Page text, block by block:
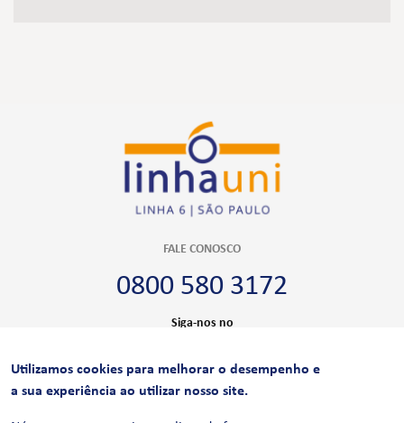
FALE CONOSCO
0800 580 3172
Siga-nos no
CERTIFICAÇÕES
Utilizamos cookies para melhorar o desempenho e
a sua experiência ao utilizar nosso site.